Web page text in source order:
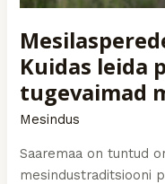
Kuidas leida
tugevaimad
Mesindus
Saaremaa on tuntud
mesindustraditsiooni